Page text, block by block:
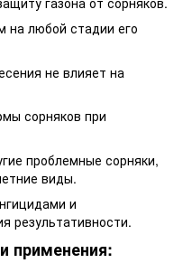
на любой стадии его
не влияет на
сорняков при
проблемные сорняки,
виды.
и
результативности.
применения: